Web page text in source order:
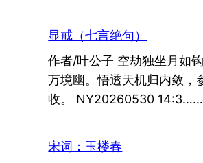
显戒（七言绝句）
作者/叶公子 空劫独坐月如
万境幽。悟透天机归内敛，
收。 NY20260530 14:3……
宋词：玉楼春